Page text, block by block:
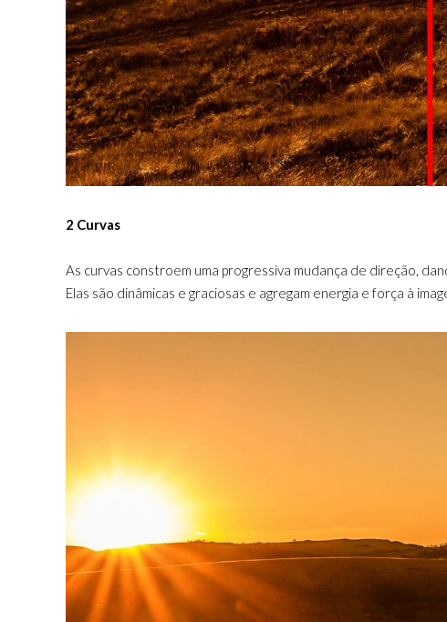
2 Curvas
As curvas constroem uma progressiva mudança de direção,
Elas são dinâmicas e graciosas e agregam energia e força à